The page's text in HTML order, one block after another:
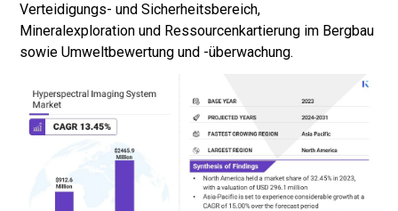
Verteidigungs- und Sicherheitsbereich,
Mineralexploration und Ressourcenkartierung im Bergbau
sowie Umweltbewertung und -überwachung.